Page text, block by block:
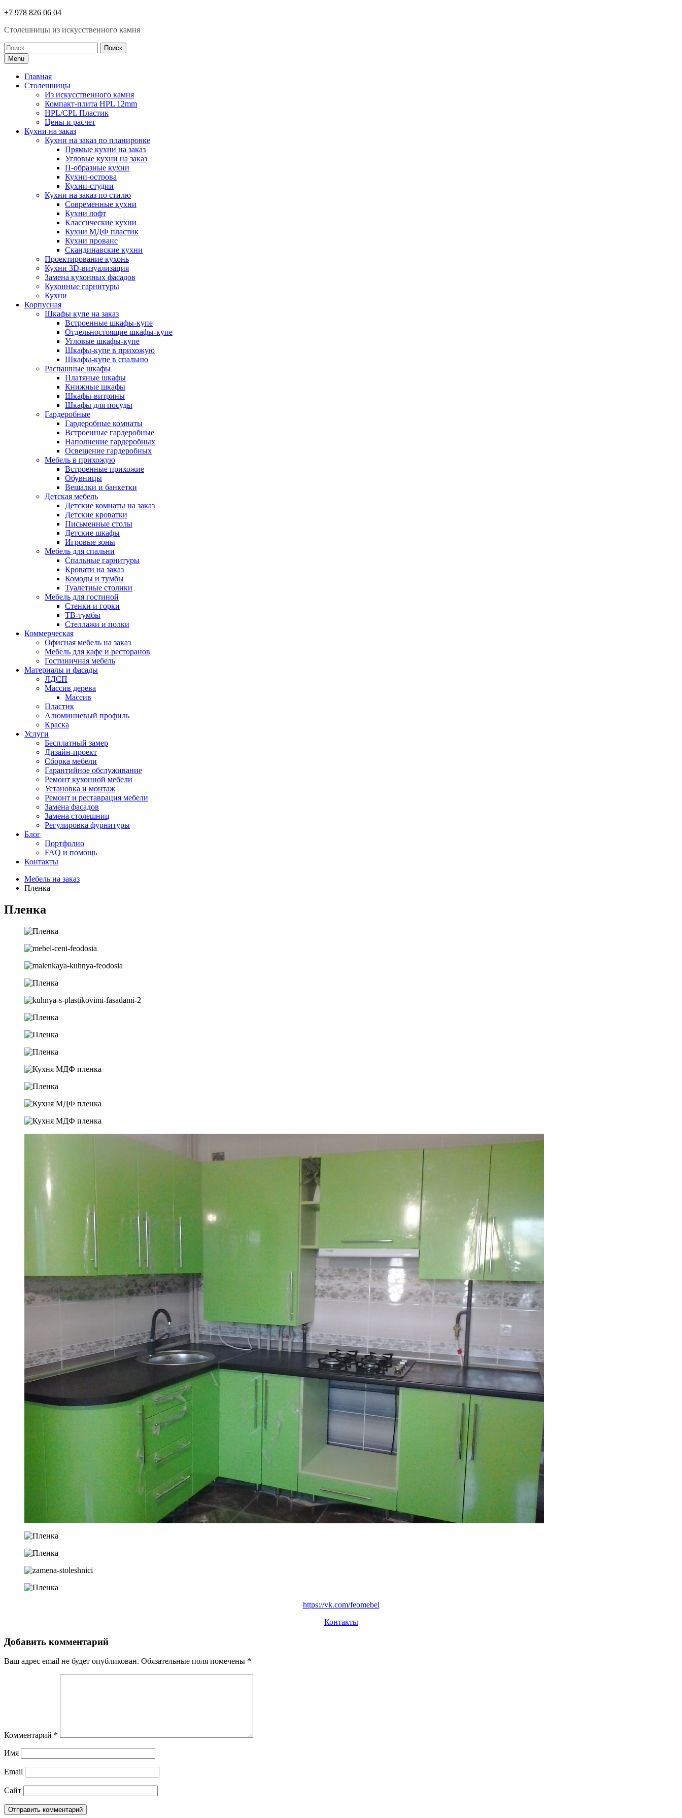
Skip
content
+7 978 826 06 04
Столешницы из искусcтвенного камня
Найти:
Menu
Главная
Столешницы
Из искусственного камня
Компакт-плита HPL 12mm
HPL/CPL Пластик
Цены и расчет
Кухни на заказ
Кухни на заказ по планировке
Прямые кухни на заказ
Угловые кухни на заказ
П-образные кухни
Кухни-острова
Кухни-студии
Кухни на заказ по стилю
Современные кухни
Кухни лофт
Классические кухни
Кухни МДФ пластик
Кухни прованс
Скандинавские кухни
Проектирование кухонь
Кухни 3D-визуализация
Замена кухонных фасадов
Кухонные гарнитуры
Кухни
Корпусная
Шкафы купе на заказ
Встроенные шкафы-купе
Отдельностоящие шкафы-купе
Угловые шкафы-купе
Шкафы-купе в прихожую
Шкафы-купе в спальню
Распашные шкафы
Платяные шкафы
Книжные шкафы
Шкафы-витрины
Шкафы для посуды
Гардеробные
Гардеробные комнаты
Встроенные гардеробные
Наполнение гардеробных
Освещение гардеробных
Мебель в прихожую
Встроенные прихожие
Обувницы
Вешалки и банкетки
Детская мебель
Детские комнаты на заказ
Детские кроватки
Письменные столы
Детские шкафы
Игровые зоны
Мебель для спальни
Спальные гарнитуры
Кровати на заказ
Комоды и тумбы
Туалетные столики
Мебель для гостиной
Стенки и горки
ТВ-тумбы
Стеллажи и полки
Коммерческая
Офисная мебель на заказ
Мебель для кафе и ресторанов
Гостиничная мебель
Материалы и фасады
ЛДСП
Массив дерева
Массив
Пластик
Алюминиевый профиль
Краска
Услуги
Бесплатный замер
Дизайн-проект
Сборка мебели
Гарантийное обслуживание
Ремонт кухонной мебели
Установка и монтаж
Ремонт и реставрация мебели
Замена фасадов
Замена столешниц
Регулировка фурнитуры
Блог
Портфолио
FAQ и помощь
Контакты
Мебель на заказ
Пленка
Пленка
https://vk.com/feomebel
Контакты
Добавить комментарий
Ваш адрес email не будет опубликован. Обязательные поля помечены *
Комментарий *
Имя
Email
Сайт